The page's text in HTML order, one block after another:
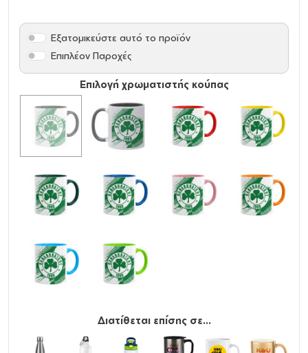
Επιλογή χρωματιστής κούπας
Εξατομικεύστε αυτό το προϊόν
Επιπλέον Παροχές
Διατίθεται επίσης σε...